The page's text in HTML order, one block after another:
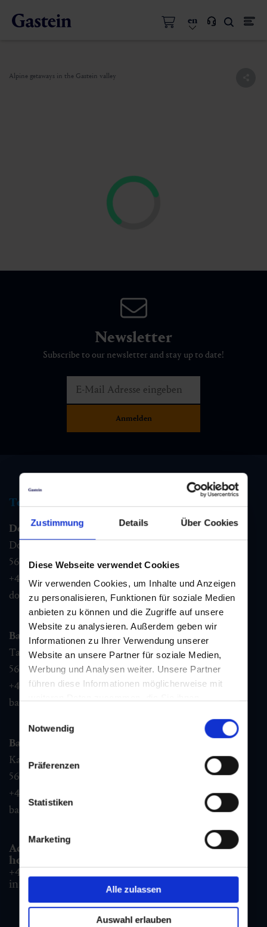
Zustimmung Details Über Cookies
Diese Webseite verwendet Cookies
Wir verwenden Cookies, um Inhalte und Anzeigen
zu personalisieren, Funktionen für soziale Medien
anbieten zu können und die Zugriffe auf unsere
Website zu analysieren. Außerdem geben wir
Informationen zu Ihrer Verwendung unserer
Website an unsere Partner für soziale Medien,
Werbung und Analysen weiter. Unsere Partner
führen diese Informationen möglicherweise mit
Nutzung der Dienste gesammelt haben.
Notwendig
Präferenzen
Statistiken
Marketing
Alle zulassen
Auswahl erlauben
en
Alpine getaways in the Gastein valley
Newsletter
Subscribe to our newsletter and stay up to date!
Tourist information
Dorfgastein
Dorfstraße 1,
5632 Dorfgastein
+43 6432 3393 460
dorfgastein@gastein.com
Bad Hofgastein
Tauernplatz 1,
5630 Bad Hofgastein
+43 6432 3393 260
badhofgastein@gastein.com
Bad Gastein
Kaiser Franz Josefstr. 27,
5640
+43 6432 3393 560
badgastein@gastein.com
Accommodation information & Booking
hotline:
+43 6432 3393 990
info@gastein.com